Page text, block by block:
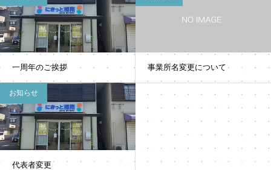
一周年のご挨拶 事業所名変更について
お知らせ
代表者変更